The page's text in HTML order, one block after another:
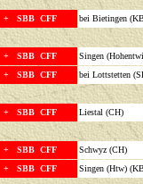
+ SBB CFF bei Bietingen
+ SBB CFF
Singen
+ SBB CFF
bei Lottstetten
+ SBB CFF Liestal (CH)
+ SBB CFF
Schwyz (CH)
+ SBB CFF
Singen (Htw)